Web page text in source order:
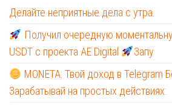
Делайте неприятные дела с утра.
Получил очередную
USDT с проекта AE Digital
Запу
MONETA: Твой доход в Telegram
Зарабатывай на простых действиях: